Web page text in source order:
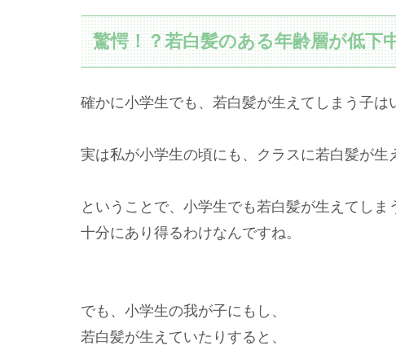
驚愕！？若白髪のある年齢層が低下
確かに小学生でも、若白髪が生えてしまう子は
実は私が小学生の頃にも、クラスに若白髪が生
ということで、小学生でも若白髪が生えてしま
十分にあり得るわけなんですね。
でも、小学生の我が子にもし、
若白髪が生えていたりすると、